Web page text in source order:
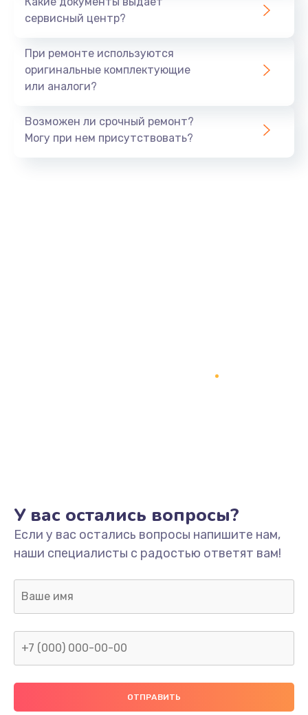
сервисный центр?
При ремонте используются
оригинальные комплектующие
или аналоги?
Возможен ли срочный ремонт?
Могу при нем присутствовать?
У вас остались вопросы?
Если у вас остались вопросы напишите нам,
наши специалисты с радостью ответят вам!